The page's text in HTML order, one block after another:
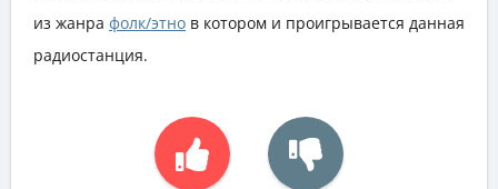
из жанра фолк/этно в котором и проигрывается данная
радиостанция.